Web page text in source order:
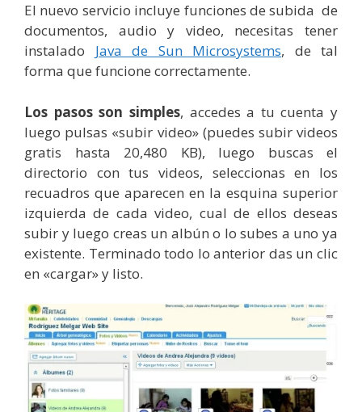
El nuevo servicio incluye funciones de subida de
documentos, audio y video, necesitas tener
instalado Java de Sun Microsystems, de tal
forma que funcione correctamente.
Los pasos son simples, accedes a tu cuenta y
luego pulsas «subir video» (puedes subir videos
gratis hasta 20,480 KB), luego buscas el
directorio con tus videos, seleccionas en los
recuadros que aparecen en la esquina superior
izquierda de cada video, cual de ellos deseas
subir y luego creas un albún o lo subes a uno ya
existente. Terminado todo lo anterior das un clic
en «cargar» y listo.